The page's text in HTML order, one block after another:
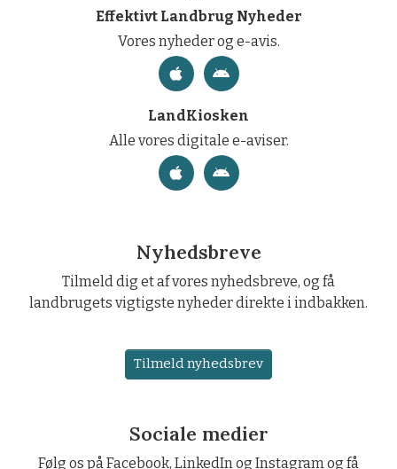
Effektivt Landbrug Nyheder
Vores nyheder og e-avis.
LandKiosken
Alle vores digitale e-aviser.
Nyhedsbreve
Tilmeld dig et af vores nyhedsbreve, og få
landbrugets vigtigste nyheder direkte i indbakken.
Tilmeld nyhedsbrev
Sociale medier
Følg os på Facebook, LinkedIn og Instagram og få